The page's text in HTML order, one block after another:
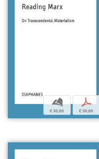
b
€ 30,00
p
€ 30,00